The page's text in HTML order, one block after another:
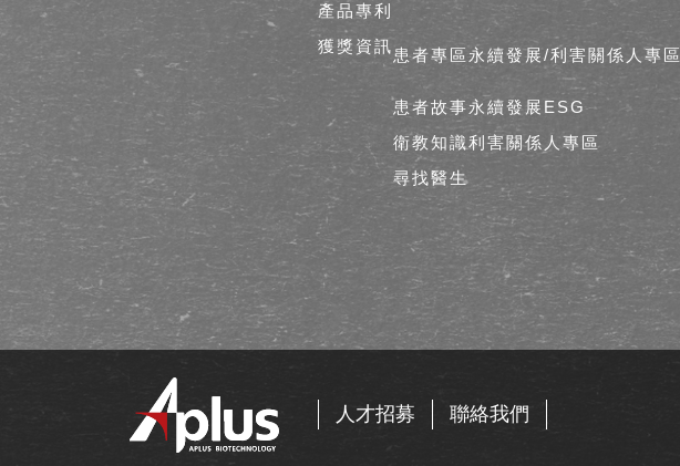
產品專利
獲獎資訊患者專區
患者故事
衛教知識
尋找醫生
永續發展/利害關係人專區
永續發展ESG
利害關係人專區
人才招募 聯絡我們